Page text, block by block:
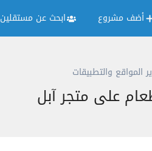
أضف مشروع ابحث عن مستقلين
المواقع والتطبيقات
على متجر آبل